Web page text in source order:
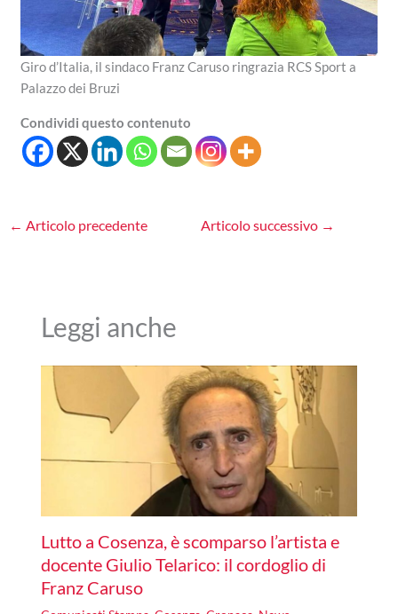
Giro d’Italia, il sindaco Franz Caruso ringrazia RCS Sport a
Palazzo dei Bruzi
Condividi questo contenuto
← Articolo precedente Articolo successivo →
Leggi anche
Lutto a Cosenza, è scomparso l’artista e
docente Giulio Telarico: il cordoglio di
Franz Caruso